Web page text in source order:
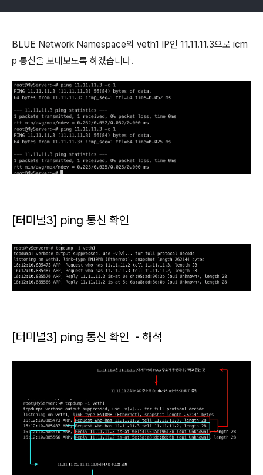
BLUE Network Namespace의 veth1 IP인 11.11.11.3으로 icm
p 통신을 보내보도록 하겠습니다.
[터미널3] ping 통신 확인
[터미널3] ping 통신 확인 - 해석